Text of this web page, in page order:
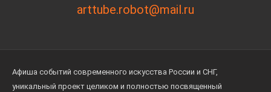
arttube.robot@mail.ru
Афиша событий современного искусства России и СНГ,
уникальный проект целиком и полностью посвященный